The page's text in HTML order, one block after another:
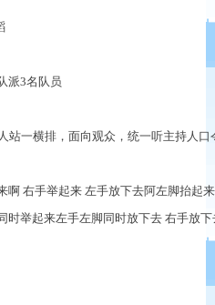
3名队员
一横排，面向观众，统一听主持人口
右手举起来 左手放下去阿左脚抬起来
时举起来左手左脚同时放下去 右手放